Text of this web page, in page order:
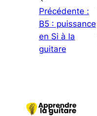
Précédente :
B5 : puissance
en Si à la
guitare